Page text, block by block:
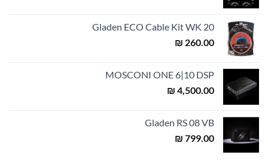
Gladen ECO Cable Kit WK 20
₪ 260.00
MOSCONI ONE 6|10 DSP
₪ 4,500.00
Gladen RS 08 VB
₪ 799.00